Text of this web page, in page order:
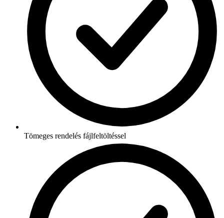
Tömeges rendelés fájlfeltöltéssel